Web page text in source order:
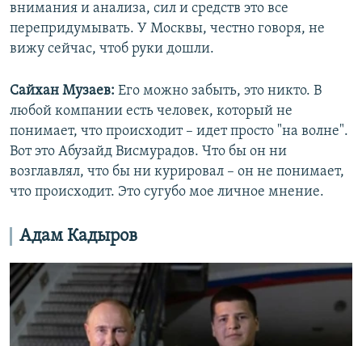
внимания и анализа, сил и средств это все
перепридумывать. У Москвы, честно говоря, не
вижу сейчас, чтоб руки дошли.
Сайхан Музаев: Его можно забыть, это никто. В
любой компании есть человек, который не
понимает, что происходит – идет просто "на волне".
Вот это Абузайд Висмурадов. Что бы он ни
возглавлял, что бы ни курировал – он не понимает,
что происходит. Это сугубо мое личное мнение.
Адам Кадыров